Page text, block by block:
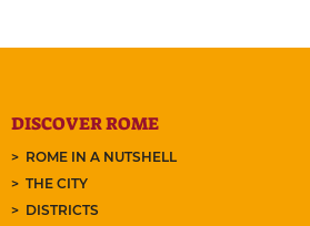
DISCOVER ROME
ROME IN A NUTSHELL
THE CITY
DISTRICTS